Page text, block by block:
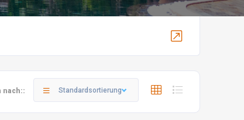
nach:: Standardsortierung